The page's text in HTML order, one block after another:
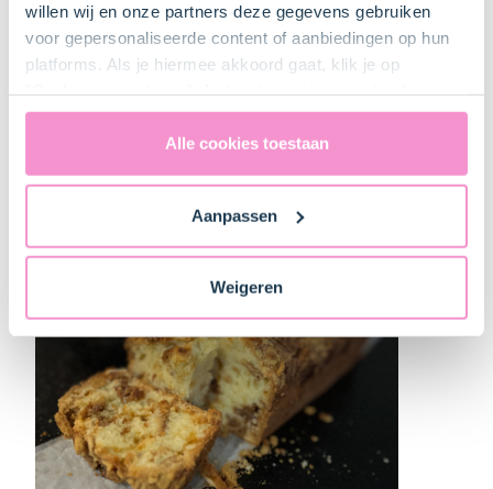
willen wij en onze partners deze gegevens gebruiken
voor gepersonaliseerde content of aanbiedingen op hun
platforms. Als je hiermee akkoord gaat, klik je op
uitdrukkelijk een eventuele gegevensoverdracht naar de
Verenigde Staten in de zin van artikel 49 AVG. Raadpleeg
ons
naar technology providers en partners in de Verenigde
Staten. Je kunt op elk moment van gedachten
Alle cookies toestaan
Aanpassen
Weigeren
Recepten van onze
thuisbakkers